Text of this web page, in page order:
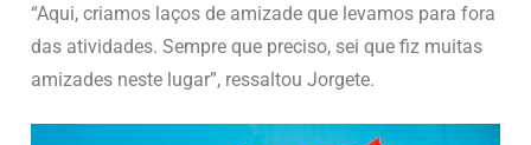
“Aqui, criamos laços de amizade que levamos para fora
das atividades. Sempre que preciso, sei que fiz muitas
amizades neste lugar”, ressaltou Jorgete.